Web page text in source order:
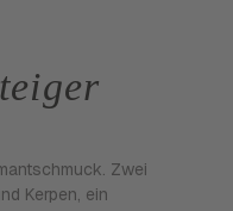
Zwei
Kerpen, ein